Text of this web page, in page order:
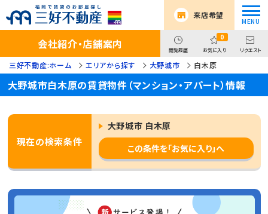
来店希望
会社紹介・店舗案内 閲覧履歴
0
お気に入り リクエスト
三好不動産:ホーム エリアから探す 大野城市 白木原
大野城市白木原の賃貸物件（マンション・アパート）情報
現在の検索条件
大野城市 白木原
この条件を「お気に入り」へ